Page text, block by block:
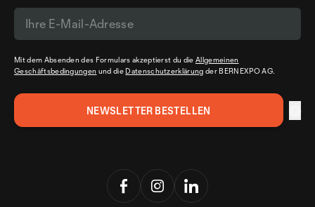
Mit dem Absenden des Formulars akzeptierst du dieAllgemeinen
Geschäftsbedingungen und die Datenschutzerklärung der BERNEXPO AG.